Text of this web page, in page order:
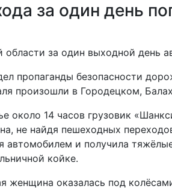
за один день
за один выходной день
пропаганды безопасности
произошли в Городецком,
около 14 часов грузовик
не найдя пешеходных
и получила
койке.
женщина оказалась под